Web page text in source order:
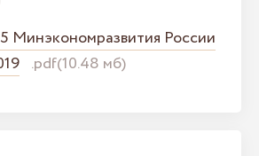
Минэкономразвития России
.pdf(10.48 мб)